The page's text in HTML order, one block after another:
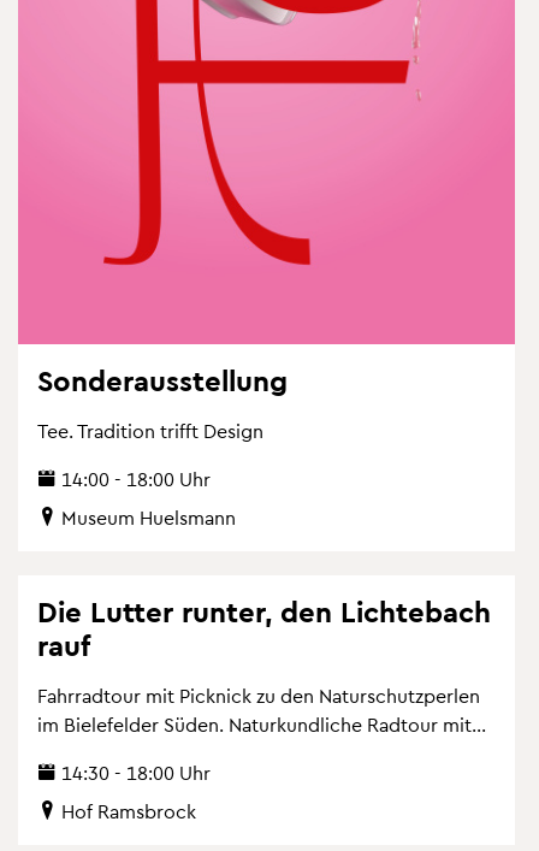
Son­der­aus­stel­lung
Tee. Tra­di­ti­on trifft De­sign
14:00 - 18:00 Uhr
Mu­se­um Hu­els­mann
Die Lut­ter run­ter, den Lich­te­bach
rauf
Fahr­rad­tour mit Pick­nick zu den Na­tur­schutz­per­len
im Bie­le­fel­der Süden. Na­tur­kund­li­che Rad­tour mit...
14:30 - 18:00 Uhr
Hof Rams­b­rock